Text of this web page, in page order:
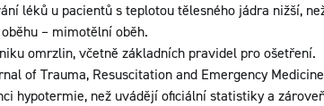
léků u pacientů s teplotou tělesného jádra nižší,
– mimotělní oběh.
omrzlin, včetně základních pravidel pro ošetření.
of Trauma, Resuscitation and Emergency
hypotermie, než uvádějí oficiální statistiky a